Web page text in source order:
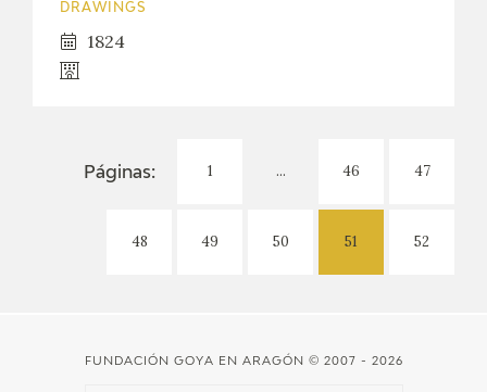
DRAWINGS
1824
Páginas: 1 ... 46 47
48 49 50 51 52
FUNDACIÓN GOYA EN ARAGÓN © 2007 - 2026